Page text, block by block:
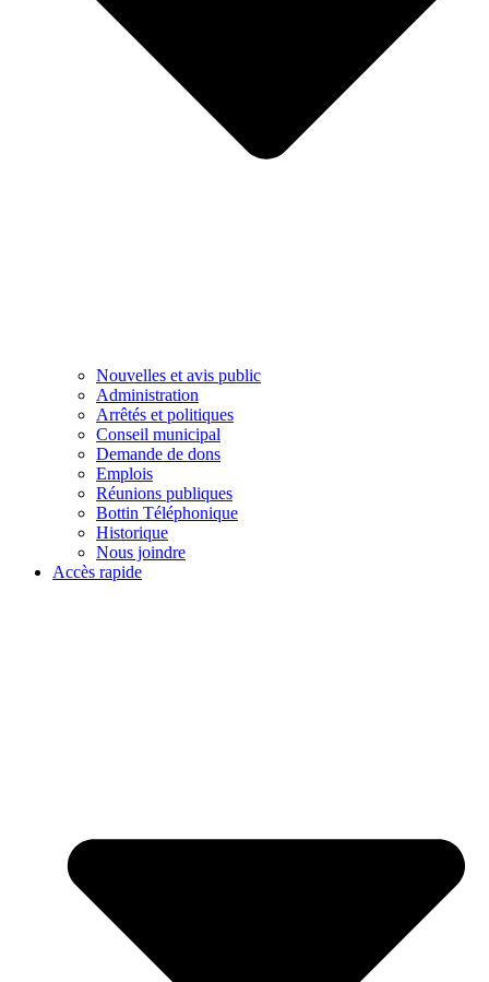
Nouvelles et avis public
Administration
Arrêtés et politiques
Conseil municipal
Demande de dons
Emplois
Réunions publiques
Bottin Téléphonique
Historique
Nous joindre
Accès rapide